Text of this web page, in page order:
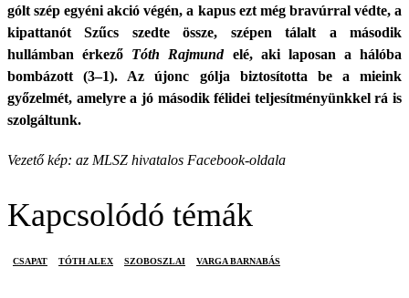
gólt szép egyéni akció végén, a kapus ezt még bravúrral védte, a
kipattanót Szűcs szedte össze, szépen tálalt a második
hullámban érkező Tóth Rajmundelé, aki laposan a hálóba
bombázott (3–1). Az újonc gólja biztosította be a mieink
győzelmét, amelyre a jó második félidei teljesítményünkkel rá is
szolgáltunk.
Vezető kép: az MLSZ hivatalos Facebook-oldala
Kapcsolódó témák
CSAPAT TÓTH ALEX SZOBOSZLAI VARGA BARNABÁS